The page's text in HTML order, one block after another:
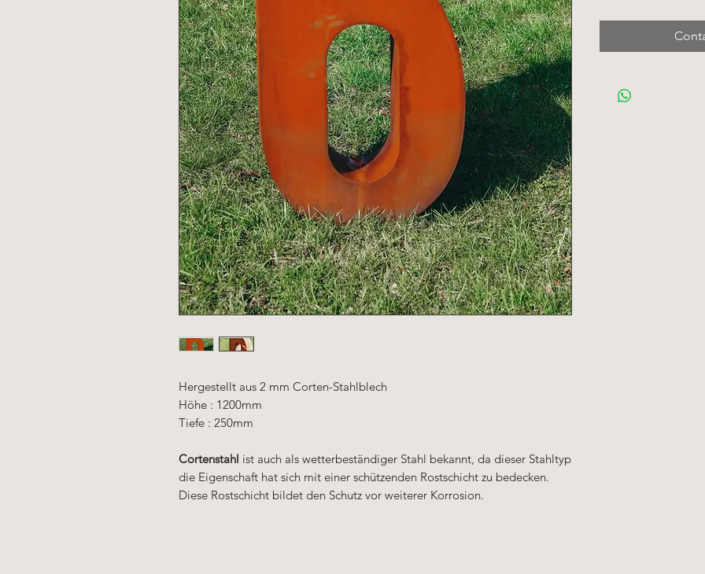
Hergestellt aus 2 mm Corten-Stahlblech
Höhe : 1200mm
Tiefe : 250mm
Cortenstahl ist auch als wetterbeständiger Stahl bekannt, da dieser Stahltyp
die Eigenschaft hat sich mit einer schützenden Rostschicht zu bedecken.
Diese Rostschicht bildet den Schutz vor weiterer Korrosion.